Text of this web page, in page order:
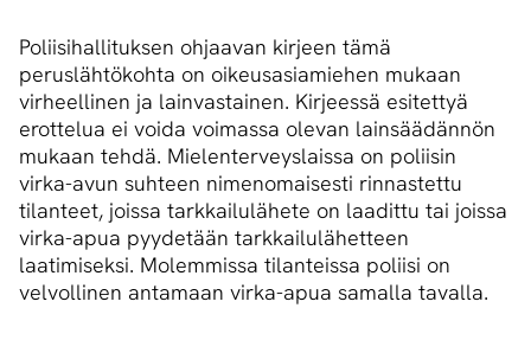
Poliisihallituksen ohjaavan kirjeen tämä
peruslähtökohta on oikeusasiamiehen mukaan
virheellinen ja lainvastainen. Kirjeessä esitettyä
erottelua ei voida voimassa olevan lainsäädännön
mukaan tehdä. Mielenterveyslaissa on poliisin
virka-avun suhteen nimenomaisesti rinnastettu
tilanteet, joissa tarkkailulähete on laadittu tai joissa
virka-apua pyydetään tarkkailulähetteen
laatimiseksi. Molemmissa tilanteissa poliisi on
velvollinen antamaan virka-apua samalla tavalla.